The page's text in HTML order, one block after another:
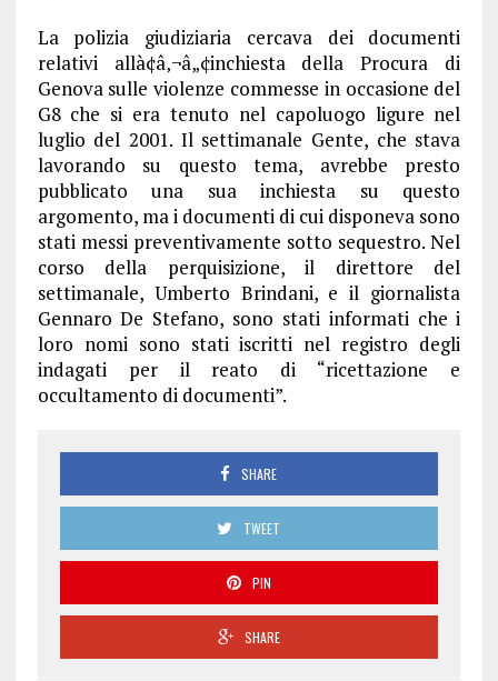
La polizia giudiziaria cercava dei documenti
relativi allà¢â‚¬â„¢inchiesta della Procura di
Genova sulle violenze commesse in occasione del
G8 che si era tenuto nel capoluogo ligure nel
luglio del 2001. Il settimanale Gente, che stava
lavorando su questo tema, avrebbe presto
pubblicato una sua inchiesta su questo
argomento, ma i documenti di cui disponeva sono
stati messi preventivamente sotto sequestro. Nel
corso della perquisizione, il direttore del
settimanale, Umberto Brindani, e il giornalista
Gennaro De Stefano, sono stati informati che i
loro nomi sono stati iscritti nel registro degli
indagati per il reato di “ricettazione e
occultamento di documenti”.
SHARE
TWEET
PIN
SHARE